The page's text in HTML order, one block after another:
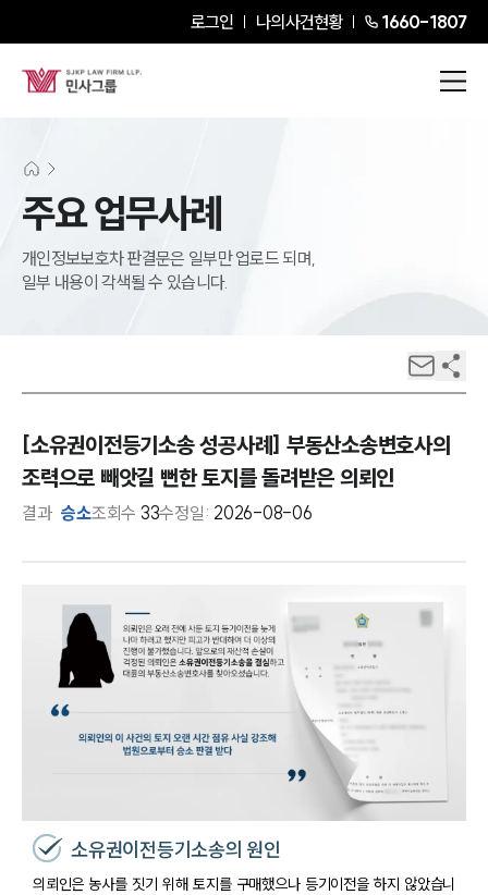
로그인 나의사건현황 1660-1807
주요 업무사례
개인정보보호차 판결문은 일부만 업로드 되며,
일부 내용이 각색될 수 있습니다.
[소유권이전등기소송 성공사례] 부동산소송변호사의
조력으로 빼앗길 뻔한 토지를 돌려받은 의뢰인
결과 승소조회수 33수정일: 2026-08-06
소유권이전등기소송의 원인
의뢰인은 농사를 짓기 위해 토지를 구매했으나 등기이전을 하지 않았습니